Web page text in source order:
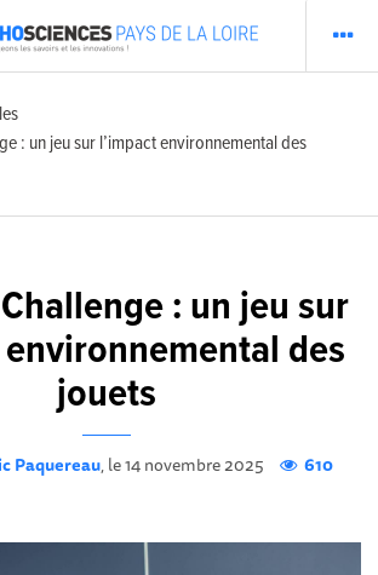
: un jeu sur l’impact environnemental des
: un jeu sur
des
jouets
Paquereau, le 14 novembre 2025 610